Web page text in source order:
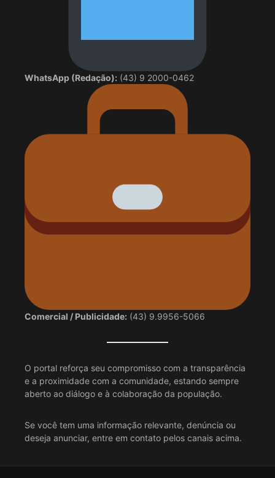
WhatsApp (Redação): (43) 9 2000-0462
Comercial / Publicidade: (43) 9.9956-5066
O portal reforça seu compromisso com a transparência
e a proximidade com a comunidade, estando sempre
aberto ao diálogo e à colaboração da população.
Se você tem uma informação relevante, denúncia ou
deseja anunciar, entre em contato pelos canais acima.